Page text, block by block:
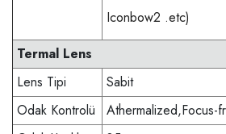
Iconbow2 .etc)
Termal Lens
Lens Tipi
Sabit
Odak Kontrolü
Athermalized,Focus-